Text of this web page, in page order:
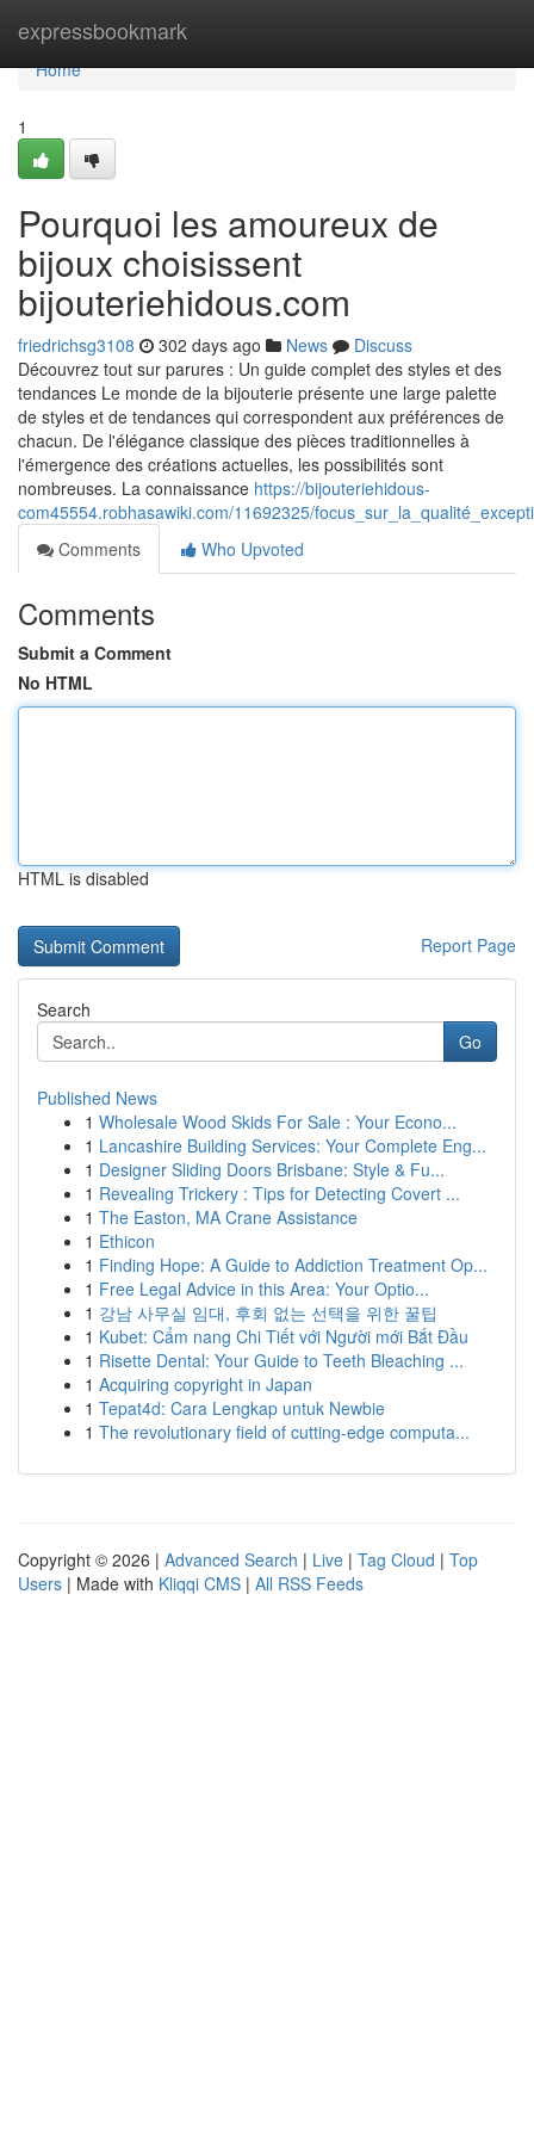
expressbookmark
Home
Home
1
Pourquoi les amoureux de
bijoux choisissent
bijouteriehidous.com
friedrichsg3108 302 days ago News
Discuss
Découvrez tout sur parures : Un guide complet des styles et des
tendances Le monde de la bijouterie présente une large palette
de styles et de tendances qui correspondent aux préférences de
chacun. De l'élégance classique des pièces traditionnelles à
l'émergence des créations actuelles, les possibilités sont
nombreuses. La connaissance https://bijouteriehidous-
com45554.robhasawiki.com/11692325/
Comments
Who Upvoted
Comments
Submit a Comment
No HTML
HTML is disabled
Report Page
Search
Go
Published News
1 Wholesale Wood Skids For Sale : Your Econo...
1 Lancashire Building Services: Your Complete Eng...
1 Designer Sliding Doors Brisbane: Style & Fu...
1 Revealing Trickery : Tips for Detecting Covert ...
1 The Easton, MA Crane Assistance
1 Ethicon
1 Finding Hope: A Guide to Addiction Treatment Op...
1 Free Legal Advice in this Area: Your Optio...
1 강남 사무실 임대, 후회 없는 선택을 위한 꿀팁
1 Kubet: Cẩm nang Chi Tiết với Người mới Bắt Đầu
1 Risette Dental: Your Guide to Teeth Bleaching ...
1 Acquiring copyright in Japan
1 Tepat4d: Cara Lengkap untuk Newbie
1 The revolutionary field of cutting-edge computa...
Copyright © 2026 | Advanced Search | Live | Tag Cloud | Top
Users | Made with Kliqqi CMS | All RSS Feeds